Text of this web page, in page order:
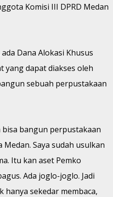
Komisi III DPRD Medan
Dana Alokasi Khusus
yang dapat diakses oleh
sebuah perpustakaan
bisa bangun perpustakaan
Saya sudah usulkan
Itu kan aset Pemko
Ada joglo-joglo. Jadi
hanya sekedar membaca,